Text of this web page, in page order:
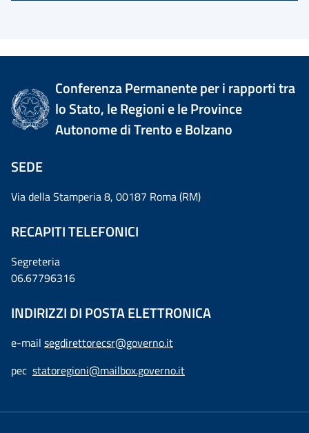
Conferenza Permanente per i rapporti tra
lo Stato, le Regioni e le Province
Autonome di Trento e Bolzano
SEDE
Via della Stamperia 8, 00187 Roma (RM)
RECAPITI TELEFONICI
Segreteria
06.67796316
INDIRIZZI DI POSTA ELETTRONICA
e-mail segdirettorecsr@governo.it
pec statoregioni@mailbox.governo.it